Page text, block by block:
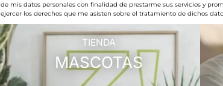
de mis datos personales con finalidad de prestarme sus servicios y
ejercer los derechos que me asisten sobre el tratamiento de dichos
TIENDA
MASCOTAS